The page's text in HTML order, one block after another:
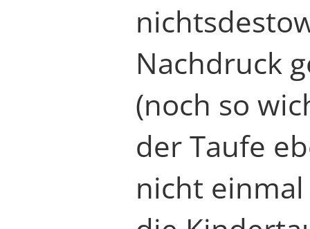
Nachdruck
(noch so
der Taufe
nicht